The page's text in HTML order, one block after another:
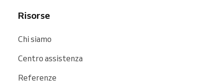
Risorse
Chi siamo
Centro assistenza
Referenze